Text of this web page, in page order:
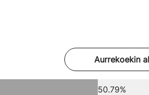
Aurrekoekin
50.79%